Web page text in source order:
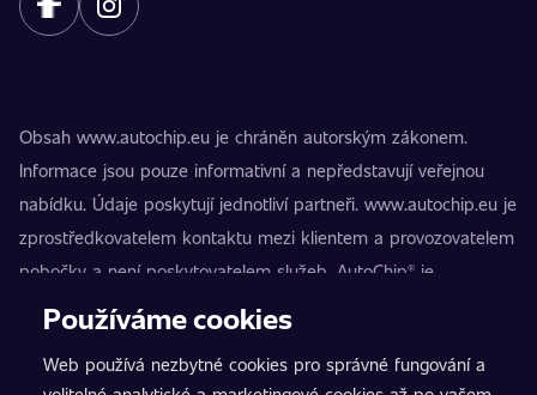
Obsah www.autochip.eu je chráněn autorským zákonem.
Informace jsou pouze informativní a nepředstavují veřejnou
nabídku. Údaje poskytují jednotliví partneři. www.autochip.eu je
zprostředkovatelem kontaktu mezi klientem a provozovatelem
pobočky a není poskytovatelem služeb. AutoChip® je
registrovaná ochranná známka Petra Kučery. Úpravy, které
nezpůsobilosti vozidla k provozu na pozemních komunikacích.
Používáme cookies
Web používá nezbytné cookies pro správné fungování a